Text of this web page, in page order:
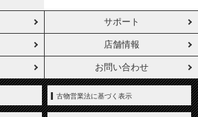
サポート
店舗情報
お問い合わせ
古物営業法に基づく表示